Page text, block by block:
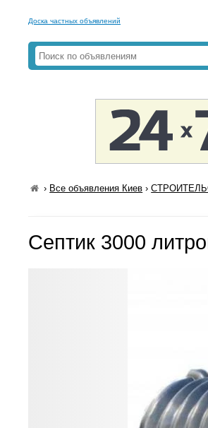
Доска частных объявлений
› Все объявления Киев ›
Септик 3000